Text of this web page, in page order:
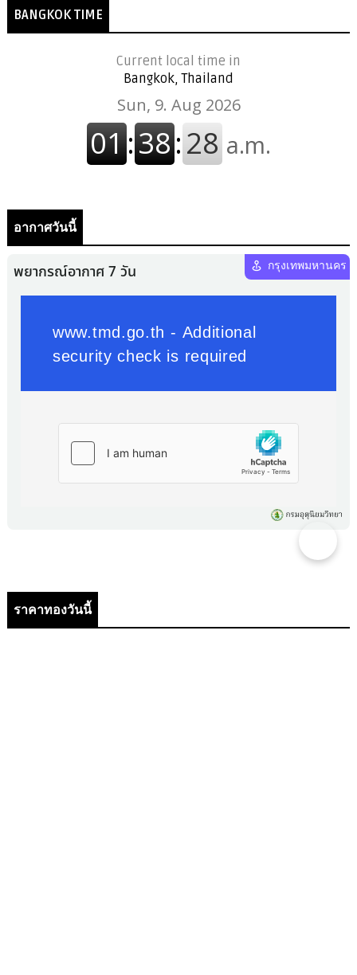
BANGKOK TIME
Current local time in
Bangkok, Thailand
อากาศวันนี้
ราคาทองวันนี้